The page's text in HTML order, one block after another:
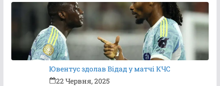
Ювентус здолав Відад у матчі КЧС
22 Червня, 2025